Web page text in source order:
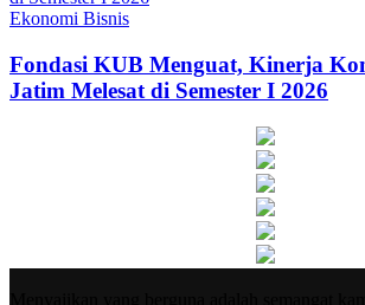
Ekonomi Bisnis
Fondasi KUB Menguat, Kinerja
Jatim Melesat di Semester I 2026